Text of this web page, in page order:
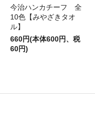
今治ハンカチーフ 全
10色【みやざきタオ
ル】
660円(本体600円、税
60円)